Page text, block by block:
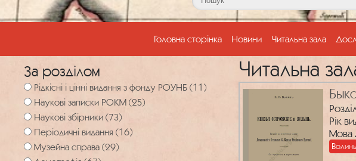
Головна сторінка(current)
Новини Читальна зала
За розділом
Рідкісні і цінні видання з фонду РОУНБ (11)
Наукові записки РОКМ (25)
Наукові збірники (73)
Періодичні видання (16)
Музейна справа (29)
Читальна
Рік
Мова
Волинь